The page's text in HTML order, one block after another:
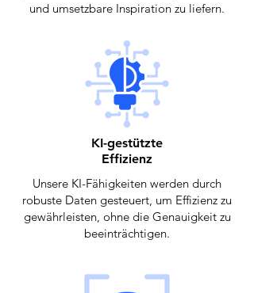
und umsetzbare Inspiration zu liefern.
KI-gestützte
Effizienz
Unsere KI-Fähigkeiten werden durch
robuste Daten gesteuert, um Effizienz zu
gewährleisten, ohne die Genauigkeit zu
beeinträchtigen.